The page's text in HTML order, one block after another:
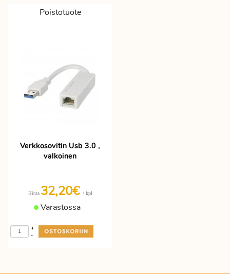
Poistotuote
Verkkosovitin Usb 3.0 ,
valkoinen
Hinta 32,20€ / kpl
Varastossa
-
+